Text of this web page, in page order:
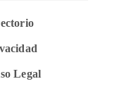
Legal